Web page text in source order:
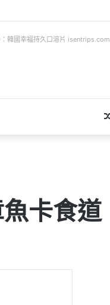
韓國幸福持久口溶片 isentrips.com
卡食道